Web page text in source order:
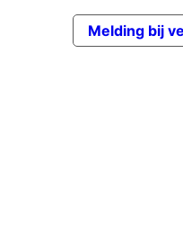
Melding bij